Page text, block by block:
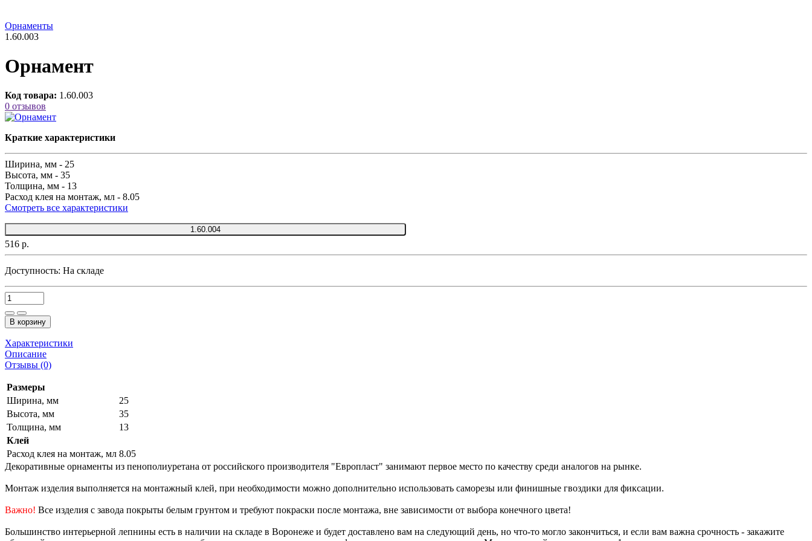
Орнаменты
1.60.003
Орнамент
Код товара: 1.60.003
0 отзывов
Краткие характеристики
Ширина, мм - 25
Высота, мм - 35
Толщина, мм - 13
Расход клея на монтаж, мл - 8.05
Смотреть все характеристики
1.60.004
516 р.
Доступность: На складе
В корзину
Характеристики
Описание
Отзывы (0)
Размеры
Ширина, мм
25
Высота, мм
35
Толщина, мм
13
Клей
Расход клея на монтаж, мл 8.05
Декоративные орнаменты из пенополиуретана от российского производителя "Европласт" занимают первое место по качеству среди аналогов на рынке.
Монтаж изделия выполняется на монтажный клей, при необходимости можно дополнительно использовать саморезы или финишные гвоздики для фиксации.
Важно! Все изделия с завода покрыты белым грунтом и требуют покраски после монтажа, вне зависимости от выбора конечного цвета!
Большинство интерьерной лепнины есть в наличии на складе в Воронеже и будет доставлено вам на следующий день, но что-то могло закончиться, и если вам важна срочность - закажите